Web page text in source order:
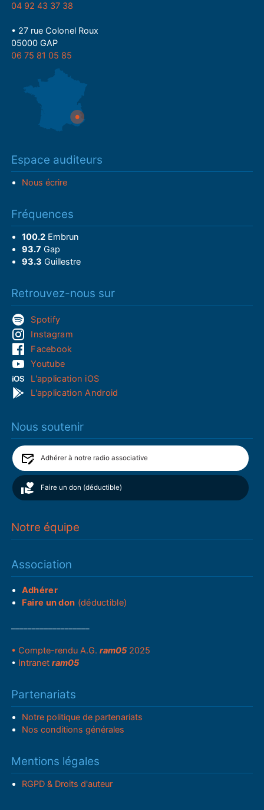
04 92 43 37 38
• 27 rue Colonel Roux
05000 GAP
06 75 81 05 85
Espace auditeurs
Nous écrire
Fréquences
100.2Embrun
93.7 Gap
93.3 Guillestre
Retrouvez-nous sur
Spotify
Instagram
Facebook
Youtube
L'application iOS
L'application Android
Nous soutenir
Adhérer à notre radio associative
Faire un don (déductible)
Notre équipe
Association
Adhérer
Faire un don (déductible)
• Compte-rendu A.G.ram05 2025
• Intranetram05
Partenariats
Notre politique de partenariats
Nos conditions générales
Mentions légales
RGPD & Droits d'auteur